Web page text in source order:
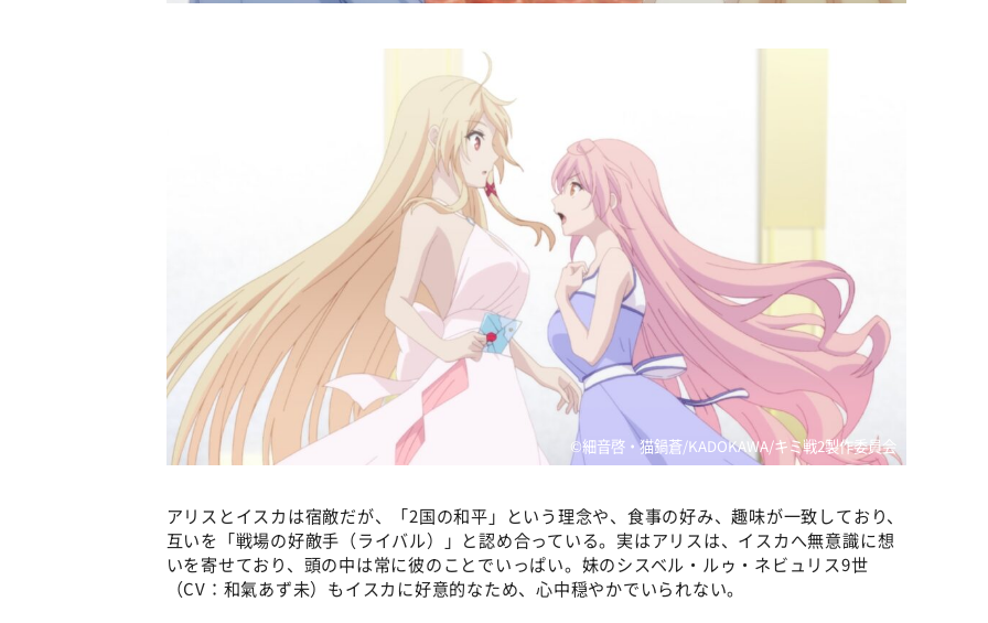
©細音啓・猫鍋蒼/KADOKAWA/キミ戦2製作委員会
アリスとイスカは宿敵だが、「2国の和平」という理念や、食事の好み、趣味が一致しており、
互いを「戦場の好敵手（ライバル）」と認め合っている。実はアリスは、イスカへ無意識に想
いを寄せており、頭の中は常に彼のことでいっぱい。妹のシスベル・ルゥ・ネビュリス9世
（CV：和氣あず未）もイスカに好意的なため、心中穏やかでいられない。